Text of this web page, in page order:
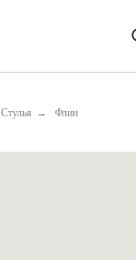
Стулья → Флин